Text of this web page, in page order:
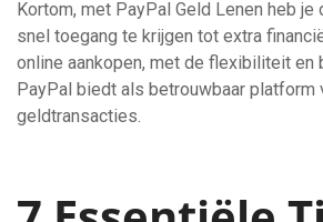
Kortom, met PayPal Geld Lenen heb
snel toegang te krijgen tot extra
online aankopen, met de flexibiliteit en
PayPal biedt als betrouwbaar platform
geldtransacties.